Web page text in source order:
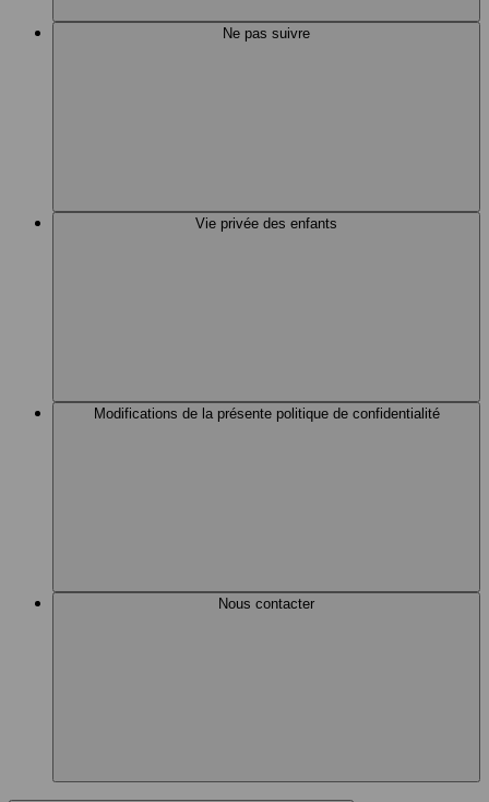
Ne pas suivre
Vie privée des enfants
Modifications de la présente politique de confidentialité
Nous contacter